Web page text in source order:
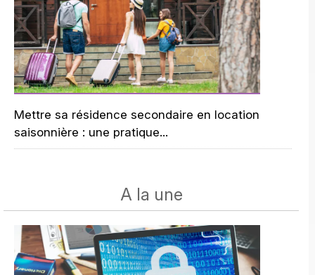
Mettre sa résidence secondaire en location
saisonnière : une pratique...
A la une